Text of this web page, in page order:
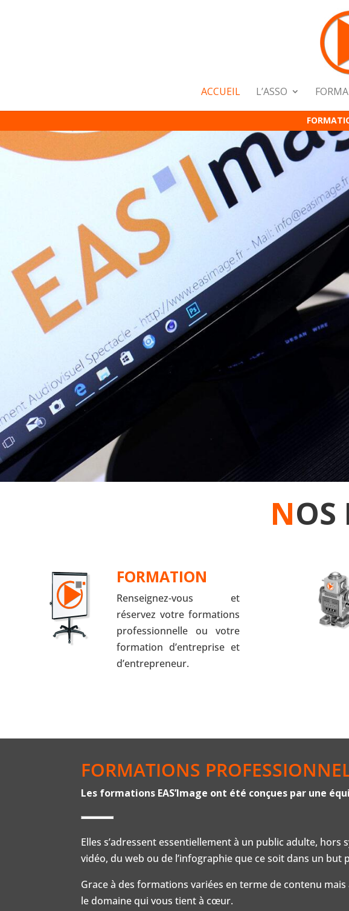
ACCUEIL L’ASSO
NOS
FORMATION
Renseignez-vous et
réservez votre formations
professionnelle ou votre
formation d’entreprise et
d’entrepreneur.
FORMATIONS
Les formations EAS’Image ont été conçues par une
Elles s’adressent essentiellement à un public adulte,
vidéo, du web ou de l’infographie que ce soit dans un
Grace à des formations variées en terme de contenu
le domaine qui vous tient à cœur.